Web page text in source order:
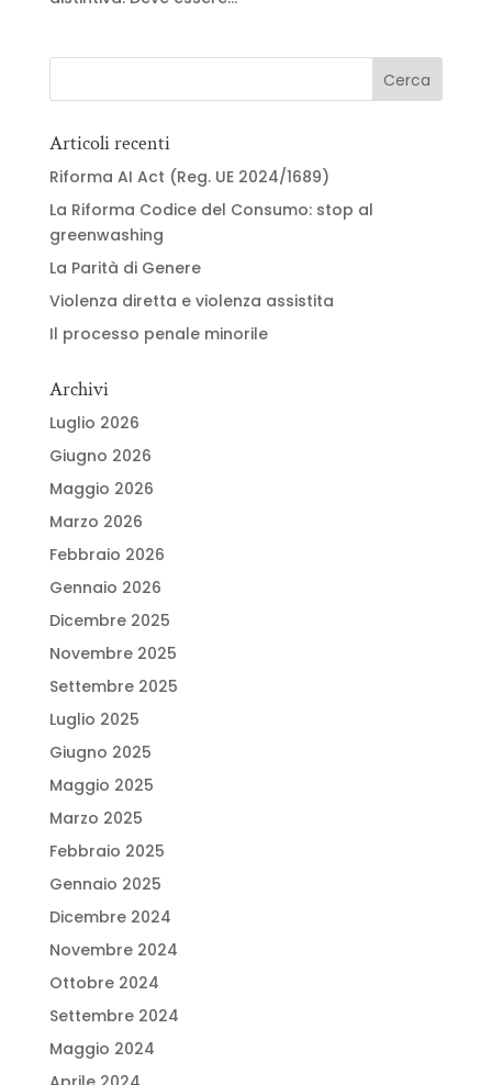
Articoli recenti
Riforma AI Act (Reg. UE 2024/1689)
La Riforma Codice del Consumo: stop al
greenwashing
La Parità di Genere
Violenza diretta e violenza assistita
Il processo penale minorile
Archivi
Luglio 2026
Giugno 2026
Maggio 2026
Marzo 2026
Febbraio 2026
Gennaio 2026
Dicembre 2025
Novembre 2025
Settembre 2025
Luglio 2025
Giugno 2025
Maggio 2025
Marzo 2025
Febbraio 2025
Gennaio 2025
Dicembre 2024
Novembre 2024
Ottobre 2024
Settembre 2024
Maggio 2024